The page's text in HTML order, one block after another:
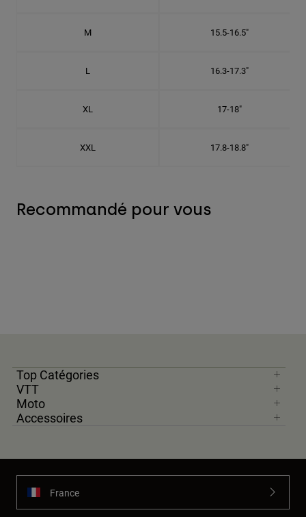
M 15.5-16.5"
L 16.3-17.3"
XL 17-18"
XXL 17.8-18.8"
Recommandé pour vous
Top Catégories
VTT
Moto
Accessoires
France